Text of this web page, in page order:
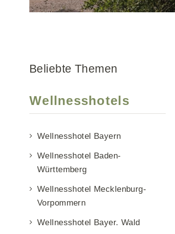
Beliebte Themen
Wellnesshotels
Wellnesshotel Bayern
Wellnesshotel Baden-
Württemberg
Wellnesshotel Mecklenburg-
Vorpommern
Wellnesshotel Bayer. Wald